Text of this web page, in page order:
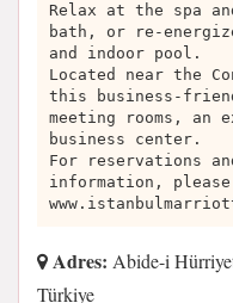
Relax at the spa
bath, or re-
and indoor pool.
Located near the
this business-
meeting rooms, an
business center.
For reservations
information,
Adres: Abide-i
Türkiye